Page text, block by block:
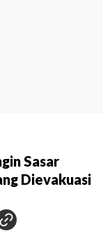
Sasar
Dievakuasi